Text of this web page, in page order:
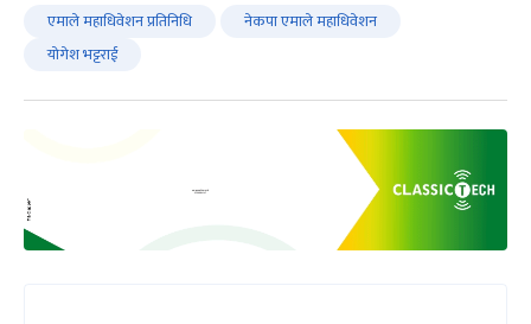
एमाले महाधिवेशन प्रतिनिधि
नेकपा एमाले महाधिवेशन
योगेश भट्टराई